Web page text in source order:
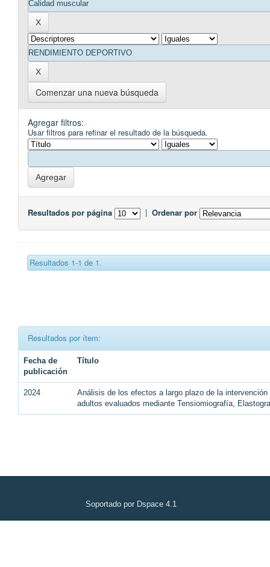
Comenzar una nueva búsqueda
Agregar filtros:
Usar filtros para refinar el resultado de la búsqueda.
Resultados por página | Ordenar por
Resultados 1-1 de 1.
Resultados por ítem:
Fecha de
publicación
Título
2024
Análisis de los efectos a largo plazo de la
adultos evaluados mediante Tensiomiografía,
Soportado por Dspace 4.1